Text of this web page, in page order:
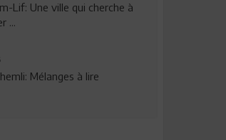
Lif: Une ville qui cherche à
...
Mélanges à lire